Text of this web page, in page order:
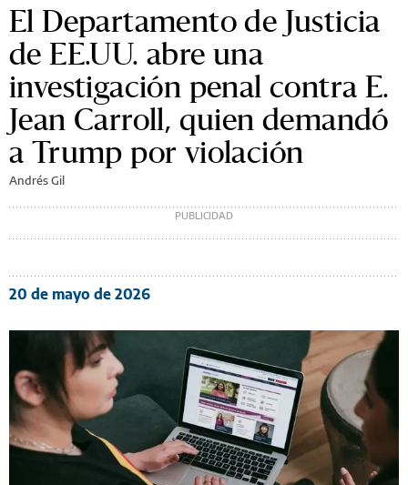
El Departamento de Justicia
de EE.UU. abre una
investigación penal contra E.
Jean Carroll, quien demandó
a Trump por violación
Andrés Gil
20 de mayo de 2026